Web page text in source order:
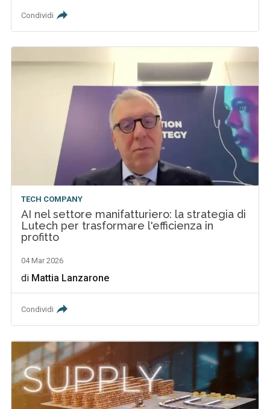
Condividi
TECH COMPANY
AI nel settore manifatturiero: la strategia di
Lutech per trasformare l'efficienza in
profitto
04 Mar 2026
di Mattia Lanzarone
Condividi